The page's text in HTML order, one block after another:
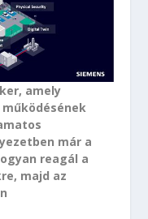
amely
már a
reagál a
majd az